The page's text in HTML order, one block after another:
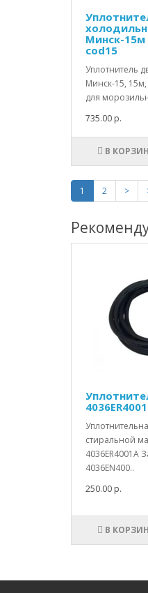
Минск-15м
cod15
Уплотнитель
Минск-15,
для
735.00 р.
В
1 2 >
4036ER4001
стиральной
4036ER4001A
4036EN400..
250.00 р.
В